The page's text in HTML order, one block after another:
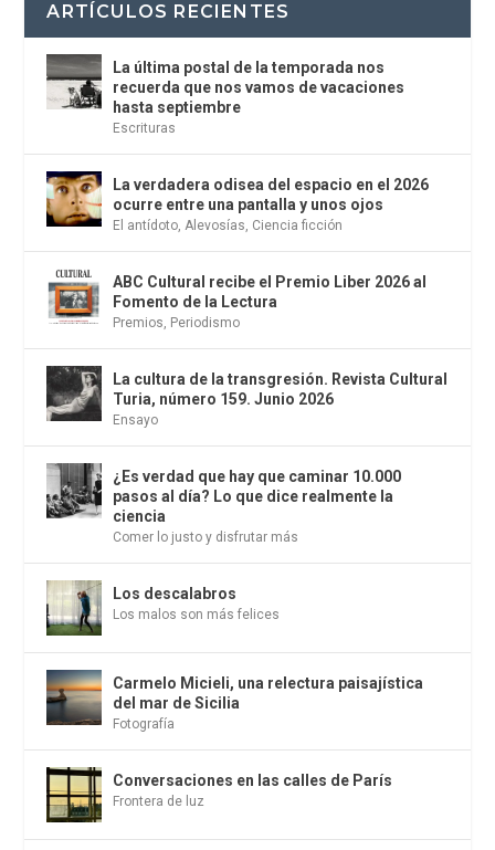
ARTÍCULOS RECIENTES
La última postal de la temporada nos
recuerda que nos vamos de vacaciones
hasta septiembre
Escrituras
La verdadera odisea del espacio en el 2026
ocurre entre una pantalla y unos ojos
El antídoto,Alevosías, Ciencia ficción
ABC Cultural recibe el Premio Liber 2026 al
Fomento de la Lectura
Premios, Periodismo
La cultura de la transgresión. Revista Cultural
Turia, número 159. Junio 2026
Ensayo
¿Es verdad que hay que caminar 10.000
pasos al día? Lo que dice realmente la
ciencia
Comer lo justo y disfrutar más
Los descalabros
Los malos son más felices
Carmelo Micieli, una relectura paisajística
del mar de Sicilia
Fotografía
Conversaciones en las calles de París
Frontera de luz